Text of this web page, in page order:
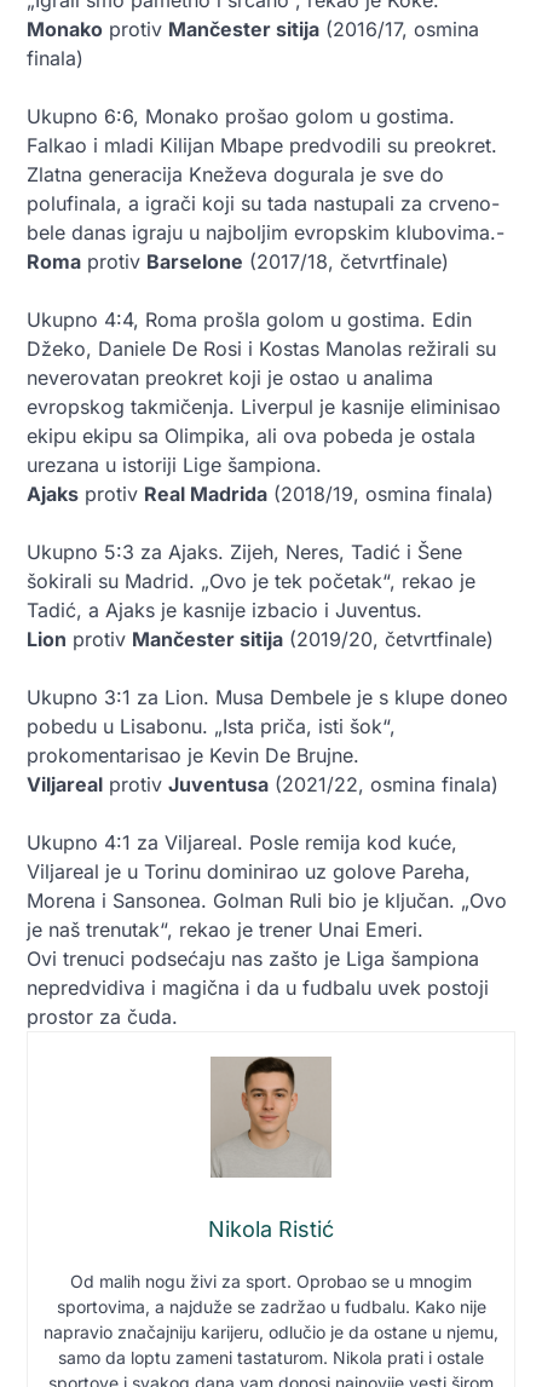
Monako protiv Mančester sitija (2016/17, osmina
finala)
Ukupno 6:6, Monako prošao golom u gostima.
Falkao i mladi Kilijan Mbape predvodili su preokret.
Zlatna generacija Kneževa dogurala je sve do
polufinala, a igrači koji su tada nastupali za crveno-
bele danas igraju u najboljim evropskim klubovima.-
Roma protiv Barselone (2017/18, četvrtfinale)
Ukupno 4:4, Roma prošla golom u gostima. Edin
Džeko, Daniele De Rosi i Kostas Manolas režirali su
neverovatan preokret koji je ostao u analima
evropskog takmičenja. Liverpul je kasnije eliminisao
ekipu ekipu sa Olimpika, ali ova pobeda je ostala
urezana u istoriji Lige šampiona.
Ajaks protiv Real Madrida (2018/19, osmina finala)
Ukupno 5:3 za Ajaks. Zijeh, Neres, Tadić i Šene
šokirali su Madrid. „Ovo je tek početak“, rekao je
Tadić, a Ajaks je kasnije izbacio i Juventus.
Lion protiv Mančester sitija (2019/20, četvrtfinale)
Ukupno 3:1 za Lion. Musa Dembele je s klupe doneo
pobedu u Lisabonu. „Ista priča, isti šok“,
prokomentarisao je Kevin De Brujne.
Viljareal protiv Juventusa (2021/22, osmina finala)
Ukupno 4:1 za Viljareal. Posle remija kod kuće,
Viljareal je u Torinu dominirao uz golove Pareha,
Morena i Sansonea. Golman Ruli bio je ključan. „Ovo
je naš trenutak“, rekao je trener Unai Emeri.
Ovi trenuci podsećaju nas zašto je Liga šampiona
nepredvidiva i magična i da u fudbalu uvek postoji
prostor za čuda.
Nikola Ristić
Od malih nogu živi za sport. Oprobao se u mnogim
sportovima, a najduže se zadržao u fudbalu. Kako nije
napravio značajniju karijeru, odlučio je da ostane u njemu,
samo da loptu zameni tastaturom. Nikola prati i ostale
sportove i svakog dana vam donosi najnovije vesti širom